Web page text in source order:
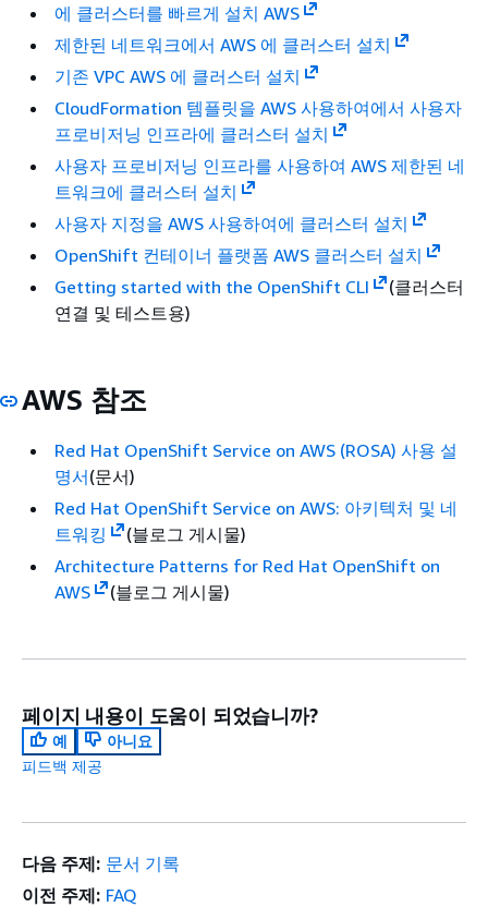
에 클러스터를 빠르게 설치 AWS
제한된 네트워크에서 AWS 에 클러스터 설치
기존 VPC AWS 에 클러스터 설치
CloudFormation 템플릿을 AWS 사용하여에서 사용자
프로비저닝 인프라에 클러스터 설치
사용자 프로비저닝 인프라를 사용하여 AWS 제한된 네
트워크에 클러스터 설치
사용자 지정을 AWS 사용하여에 클러스터 설치
OpenShift 컨테이너 플랫폼 AWS 클러스터 설치
Getting started with the OpenShift CLI
(클러스터
연결 및 테스트용)
AWS 참조
Red Hat OpenShift Service on AWS (ROSA) 사용 설
명서(문서)
Red Hat OpenShift Service on AWS: 아키텍처 및 네
트워킹
(블로그 게시물)
Architecture Patterns for Red Hat OpenShift on
AWS
(블로그 게시물)
페이지 내용이 도움이 되었습니까?
예
아니요
피드백 제공
다음 주제: 문서 기록
이전 주제: FAQ